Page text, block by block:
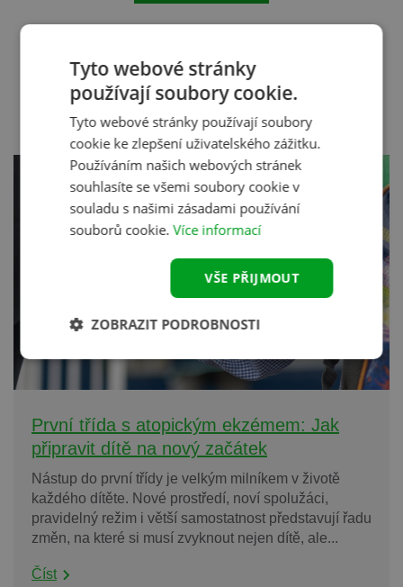
Články a novinky
Zajímavé články, novinky v léčbě a mnoho dalšího.
První třída s atopickým ekzémem: Jak
připravit dítě na nový začátek
Nástup do první třídy je velkým milníkem v životě
každého dítěte. Nové prostředí, noví spolužáci,
pravidelný režim i větší samostatnost představují řadu
změn, na které si musí zvyknout nejen dítě, ale...
Číst
Tyto webové stránky
používají soubory cookie.
Tyto webové stránky používají soubory
cookie ke zlepšení uživatelského zážitku.
Používáním našich webových stránek
souhlasíte se všemi soubory cookie v
souladu s našimi zásadami používání
souborů cookie.Více informací
VŠE PŘIJMOUT
ZOBRAZIT PODROBNOSTI